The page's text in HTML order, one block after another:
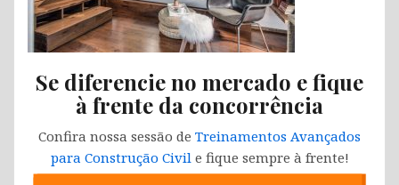
Se diferencie no mercado e fique
à frente da concorrência
Confira nossa sessão de Treinamentos Avançados
para Construção Civile fique sempre à frente!